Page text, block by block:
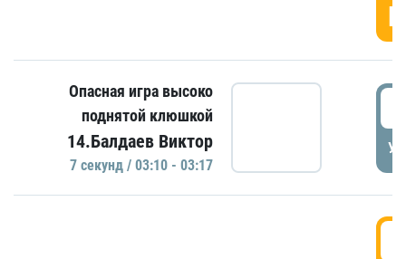
Опасная игра высоко
поднятой клюшкой
14.Балдаев Виктор
7 секунд / 03:10 - 03:17